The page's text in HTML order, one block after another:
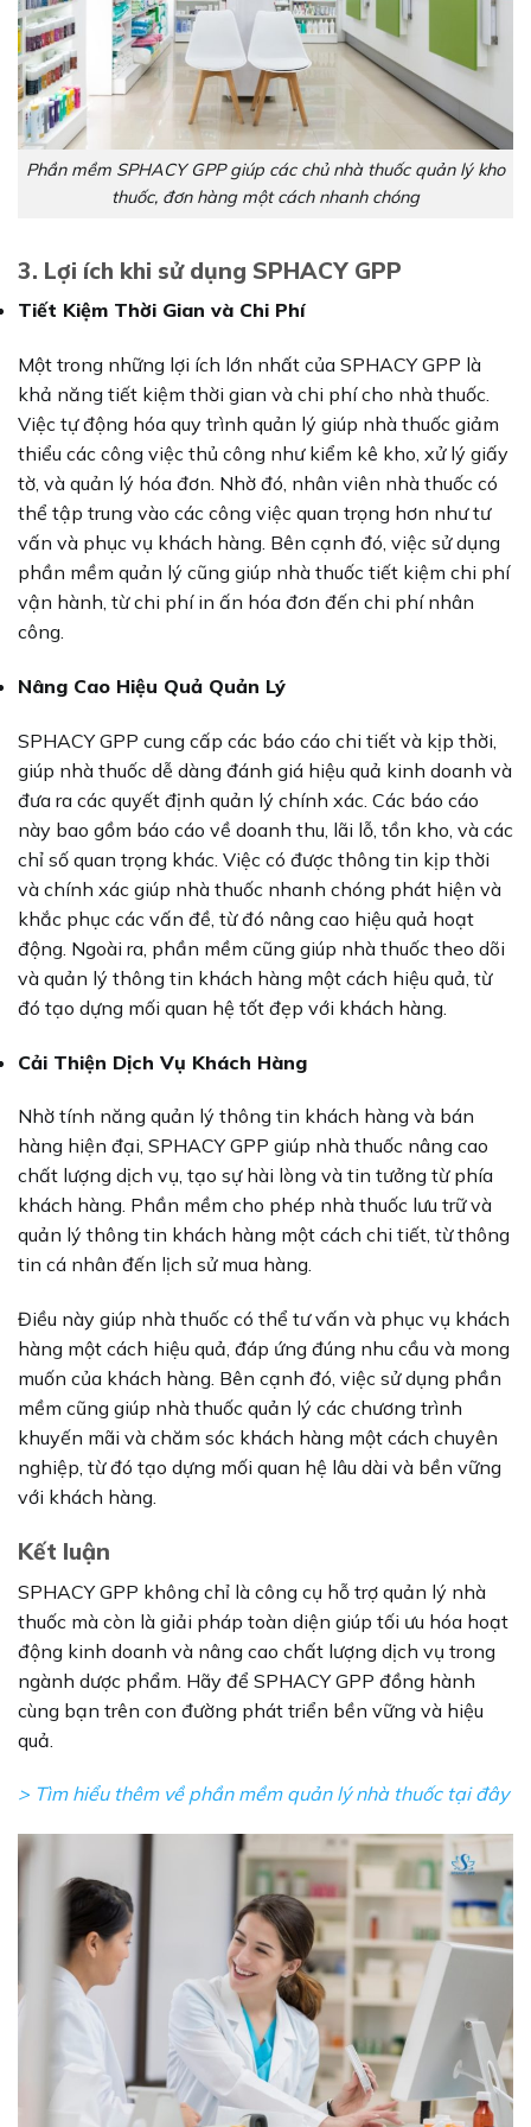
Phần mềm SPHACY GPP giúp các chủ nhà thuốc quản lý kho
thuốc, đơn hàng một cách nhanh chóng
3. Lợi ích khi sử dụng SPHACY GPP
Tiết Kiệm Thời Gian và Chi Phí
Một trong những lợi ích lớn nhất của SPHACY GPP là
khả năng tiết kiệm thời gian và chi phí cho nhà thuốc.
Việc tự động hóa quy trình quản lý giúp nhà thuốc giảm
thiểu các công việc thủ công như kiểm kê kho, xử lý giấy
tờ, và quản lý hóa đơn. Nhờ đó, nhân viên nhà thuốc có
thể tập trung vào các công việc quan trọng hơn như tư
vấn và phục vụ khách hàng. Bên cạnh đó, việc sử dụng
phần mềm quản lý cũng giúp nhà thuốc tiết kiệm chi phí
vận hành, từ chi phí in ấn hóa đơn đến chi phí nhân
công.
Nâng Cao Hiệu Quả Quản Lý
SPHACY GPP cung cấp các báo cáo chi tiết và kịp thời,
giúp nhà thuốc dễ dàng đánh giá hiệu quả kinh doanh và
đưa ra các quyết định quản lý chính xác. Các báo cáo
này bao gồm báo cáo về doanh thu, lãi lỗ, tồn kho, và các
chỉ số quan trọng khác. Việc có được thông tin kịp thời
và chính xác giúp nhà thuốc nhanh chóng phát hiện và
khắc phục các vấn đề, từ đó nâng cao hiệu quả hoạt
động. Ngoài ra, phần mềm cũng giúp nhà thuốc theo dõi
và quản lý thông tin khách hàng một cách hiệu quả, từ
đó tạo dựng mối quan hệ tốt đẹp với khách hàng.
Cải Thiện Dịch Vụ Khách Hàng
Nhờ tính năng quản lý thông tin khách hàng và bán
hàng hiện đại, SPHACY GPP giúp nhà thuốc nâng cao
chất lượng dịch vụ, tạo sự hài lòng và tin tưởng từ phía
khách hàng. Phần mềm cho phép nhà thuốc lưu trữ và
quản lý thông tin khách hàng một cách chi tiết, từ thông
tin cá nhân đến lịch sử mua hàng.
Điều này giúp nhà thuốc có thể tư vấn và phục vụ khách
hàng một cách hiệu quả, đáp ứng đúng nhu cầu và mong
muốn của khách hàng. Bên cạnh đó, việc sử dụng phần
mềm cũng giúp nhà thuốc quản lý các chương trình
khuyến mãi và chăm sóc khách hàng một cách chuyên
nghiệp, từ đó tạo dựng mối quan hệ lâu dài và bền vững
với khách hàng.
Kết luận
SPHACY GPP không chỉ là công cụ hỗ trợ quản lý nhà
thuốc mà còn là giải pháp toàn diện giúp tối ưu hóa hoạt
động kinh doanh và nâng cao chất lượng dịch vụ trong
ngành dược phẩm. Hãy để SPHACY GPP đồng hành
cùng bạn trên con đường phát triển bền vững và hiệu
quả.
> Tìm hiểu thêm về phần mềm quản lý nhà thuốc tại đây